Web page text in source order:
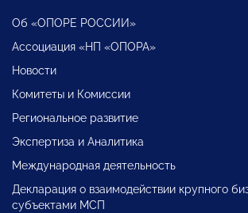
Об «ОПОРЕ РОССИИ»
Ассоциация «НП «ОПОРА»
Новости
Комитеты и Комиссии
Региональное развитие
Экспертиза и Аналитика
Международная деятельность
Декларация о взаимодействии крупного
субъектами МСП